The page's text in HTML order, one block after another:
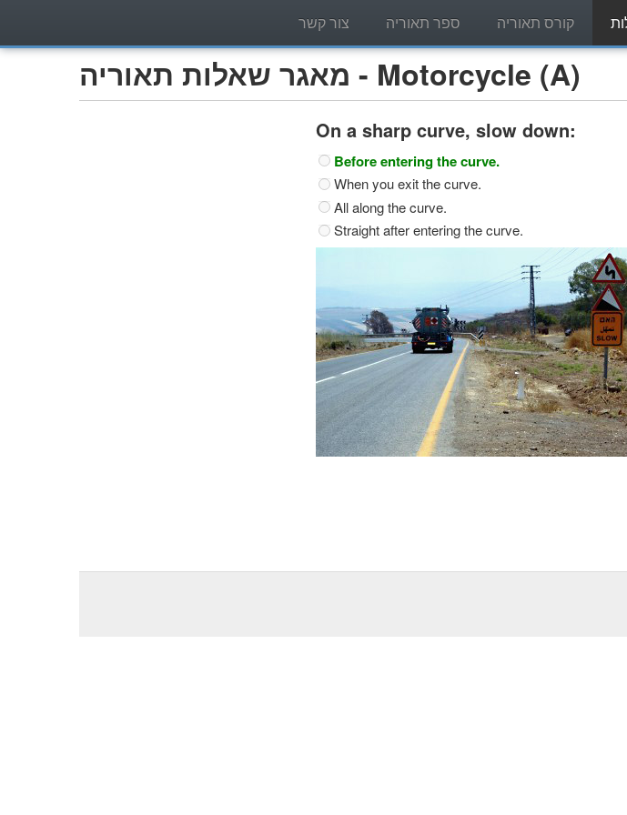
קורס תאוריה ספר תאוריה צור קשר
מאגר שאלות תאוריה - Motorcycle (A)
On a sharp curve, slow down:
Before entering the curve.
When you exit the curve.
All along the curve.
Straight after entering the curve.